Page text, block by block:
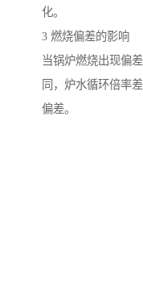
化。
3 燃烧偏差的影响
当锅炉燃烧出现偏
同，炉水循环倍率
偏差。